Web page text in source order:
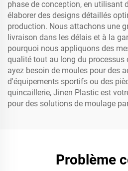
phase de conception, en utilisant
élaborer des designs détaillés
production. Nous attachons une
livraison dans les délais et à la
pourquoi nous appliquons des
qualité tout au long du processus
ayez besoin de moules pour des
d'équipements sportifs ou des
quincaillerie, Jinen Plastic est
pour des solutions de moulage
Problème